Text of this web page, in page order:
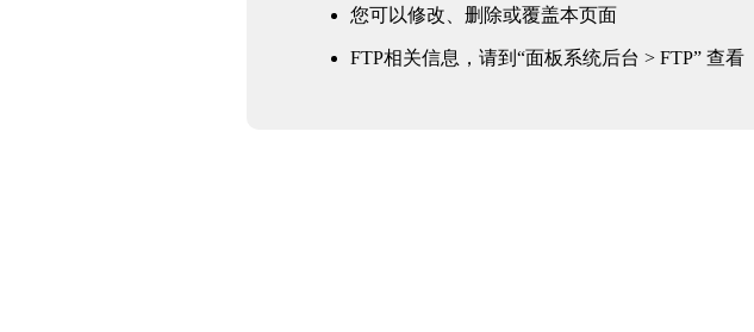
您可以修改、删除或覆盖本页面
FTP相关信息，请到“面板系统后台 > FTP” 查看